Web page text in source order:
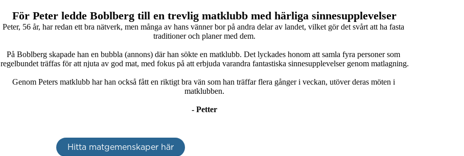
För Peter ledde Boblberg till en trevlig matklubb med härliga sinnesupplevelser
Peter, 56 år, har redan ett bra nätverk, men många av hans vänner bor på andra delar av landet, vilket gör det svårt att ha fasta
traditioner och planer med dem.
På Boblberg skapade han en bubbla (annons) där han sökte en matklubb. Det lyckades honom att samla fyra personer som
regelbundet träffas för att njuta av god mat, med fokus på att erbjuda varandra fantastiska sinnesupplevelser genom matlagning.
Genom Peters matklubb har han också fått en riktigt bra vän som han träffar flera gånger i veckan, utöver deras möten i
matklubben.
- Petter
Hitta matgemenskaper här